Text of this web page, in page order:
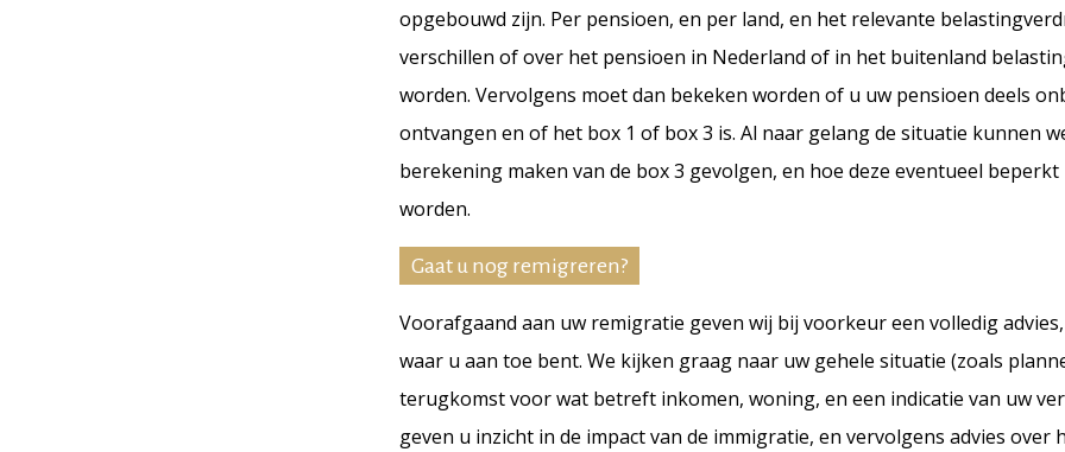
opgebouwd zijn. Per pensioen, en per land, en het relevante
verschillen of over het pensioen in Nederland of in het buitenland
worden. Vervolgens moet dan bekeken worden of u uw pensioen deels
ontvangen en of het box 1 of box 3 is. Al naar gelang de situatie kunnen
berekening maken van de box 3 gevolgen, en hoe deze eventueel
worden.
Gaat u nog remigreren?
Voorafgaand aan uw remigratie geven wij bij voorkeur een volledig
waar u aan toe bent. We kijken graag naar uw gehele situatie (zoals
terugkomst voor wat betreft inkomen, woning, en een indicatie van uw
geven u inzicht in de impact van de immigratie, en vervolgens advies over